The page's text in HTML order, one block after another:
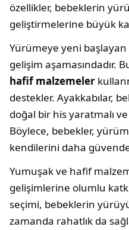
özellikler, bebeklerin
geliştirmelerine büyük
Yürümeye yeni
gelişim aşamasındadır.
hafif malzemeler
destekler. Ayakkabılar,
doğal bir his yaratmalı
Böylece, bebekler,
kendilerini daha
Yumuşak ve hafif
gelişimlerine olumlu
seçimi, bebeklerin
zamanda rahatlık da